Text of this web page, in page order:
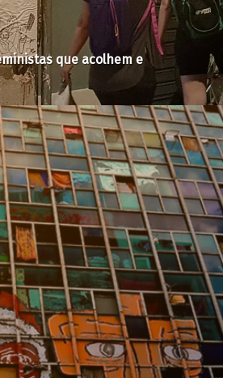
situadas e corporificadas
“Território, Gênero e